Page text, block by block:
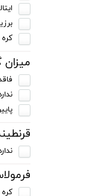
کره
میزان
کره